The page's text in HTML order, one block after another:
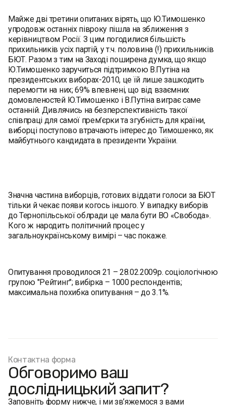
Майже дві третини опитаних вірять, що Ю.Тимошенко
упродовж останніх півроку пішла на зближення з
керівництвом Росії. З цим погодилися більшість
прихильників усіх партій, у т.ч. половина (!) прихильників
БЮТ. Разом з тим на Заході поширена думка, що якщо
Ю.Тимошенко заручиться підтримкою В.Путіна на
президентських виборах-2010, це їй лише зашкодить
перемогти на них; 69% впевнені, що від взаємних
домовленостей Ю.Тимошенко і В.Путіна виграє саме
останній. Дивлячись на безперспективність такої
співпраці для самої прем’єрки та згубність для країни,
виборці поступово втрачають інтерес до Тимошенко, як
майбутнього кандидата в президенти України.
Значна частина виборців, готових віддати голоси за БЮТ
тільки й чекає появи когось іншого. У випадку виборів
до Тернопільської облради це мала бути ВО «Свобода».
Кого ж народить політичний процес у
загальноукраїнському вимірі – час покаже.
Опитування проводилося 21 – 28.02.2009р. соціологічною
групою "Рейтинг"; вибірка – 1000 респондентів;
максимальна похибка опитування – до 3.1%.
Контактна форма
Обговоримо ваш
дослідницький запит?
Заповніть форму нижче, і ми зв’яжемося з вами